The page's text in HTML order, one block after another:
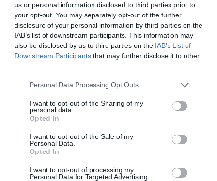
us or personal information disclosed to third parties prior to
your opt-out. You may separately opt-out of the further
disclosure of your personal information by third parties on the
IAB’s list of downstream participants. This information may
also be disclosed by us to third parties on the IAB’s List of
Downstream Participants that may further disclose it to other
Please note that this website/app uses one or more Google
not limited to your visit or usage behaviour. You may click to
grant or deny consent to Google and its third-party tags to
use your data for below specified purposes in below Google
consent section.
Personal Data Processing Opt Outs
I want to opt-out of the Sharing of my
personal data.
Opted In
I want to opt-out of the Sale of my
Personal Data.
Opted In
I want to opt-out of processing my
Personal Data for Targeted Advertising.
Η γαλάζια «θετική ατζέντα» στο δρόμο για το
2027 - Το παράπονο της Καρυστιανού - Στον
ΣΥΡΙΖΑ μελετούν Ιστορία
Πυρόπληκτοι: Τι σημαίνουν τα «πράσινα»,
«κίτρινα» και «κόκκινα» σπίτια για τις
Ποια είναι η (κυβερνητική) λίστα με τα μεγάλα
οδικά έργα και τα εκτιμώμενα
χρονοδιαγράμματα